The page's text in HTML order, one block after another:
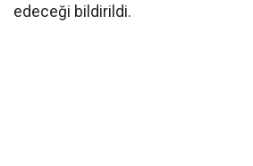
edeceği bildirildi.